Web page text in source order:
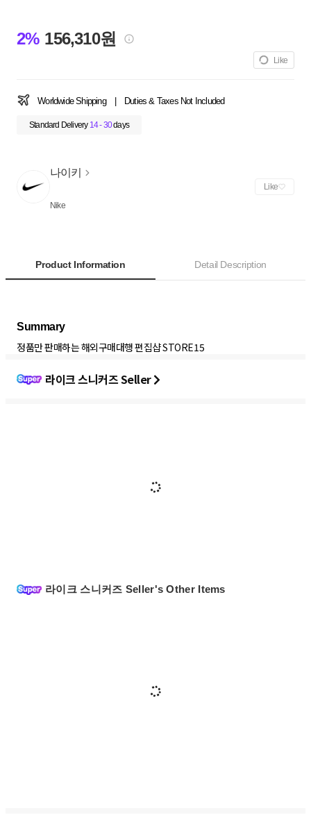
2% 156,310원
Like
Worldwide Shipping Duties & Taxes Not Included
Standard Delivery 14 - 30days
나이키
Nike
Like
Product Information Detail Description
Summary
정품만 판매하는 해외구매대행 편집샵 STORE15
라이크 스니커즈 Seller
라이크 스니커즈 Seller's Other Items